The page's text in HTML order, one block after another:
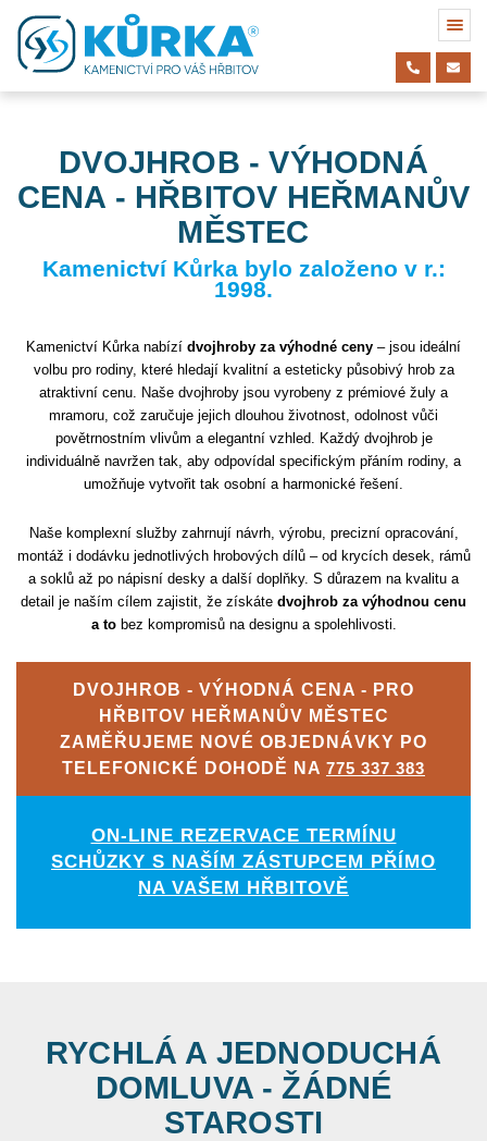
DVOJHROB - VÝHODNÁ
CENA - HŘBITOV HEŘMANŮV
MĚSTEC
Kamenictví Kůrka bylo založeno v r.:
1998.
Kamenictví Kůrka nabízí dvojhroby za výhodné ceny – jsou ideální
volbu pro rodiny, které hledají kvalitní a esteticky působivý hrob za
atraktivní cenu. Naše dvojhroby jsou vyrobeny z prémiové žuly a
mramoru, což zaručuje jejich dlouhou životnost, odolnost vůči
povětrnostním vlivům a elegantní vzhled. Každý dvojhrob je
individuálně navržen tak, aby odpovídal specifickým přáním rodiny, a
umožňuje vytvořit tak osobní a harmonické řešení.
Naše komplexní služby zahrnují návrh, výrobu, precizní opracování,
montáž i dodávku jednotlivých hrobových dílů – od krycích desek, rámů
a soklů až po nápisní desky a další doplňky. S důrazem na kvalitu a
detail je naším cílem zajistit, že získáte dvojhrob za výhodnou cenu
a tobez kompromisů na designu a spolehlivosti.
DVOJHROB - VÝHODNÁ CENA - PRO
HŘBITOV HEŘMANŮV MĚSTEC
ZAMĚŘUJEME NOVÉ OBJEDNÁVKY PO
TELEFONICKÉ DOHODĚ NA 775 337 383
ON-LINE REZERVACE TERMÍNU
SCHŮZKY S NAŠÍM ZÁSTUPCEM PŘÍMO
NA VAŠEM HŘBITOVĚ
RYCHLÁ A JEDNODUCHÁ
DOMLUVA - ŽÁDNÉ
STAROSTI